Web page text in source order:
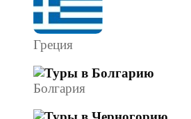
Греция
Болгария